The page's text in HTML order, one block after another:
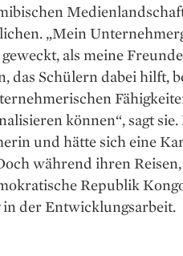
„Mein
als meine
das Schülern dabei hilft,
können“, sagt
und hätte sich eine
während ihren
Republik
der Entwicklungsarbeit.